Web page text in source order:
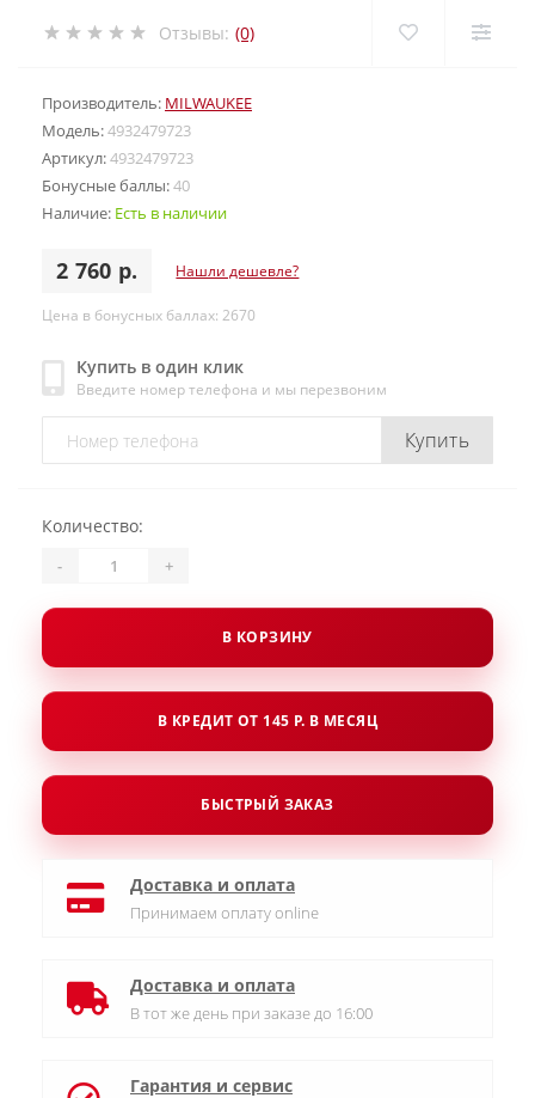
Отзывы: (0)
Производитель: MILWAUKEE
Модель:4932479723
Артикул:4932479723
Бонусные баллы:40
Наличие: Есть в наличии
2 760 р. Нашли дешевле?
Цена в бонусных баллах: 2670
Купить в один клик
Введите номер телефона и мы перезвоним
Купить
Количество:
- +
В КОРЗИНУ
В КРЕДИТ ОТ 145 Р. В МЕСЯЦ
БЫСТРЫЙ ЗАКАЗ
Доставка и оплата
Принимаем оплату online
Доставка и оплата
В тот же день при заказе до 16:00
Гарантия и сервис